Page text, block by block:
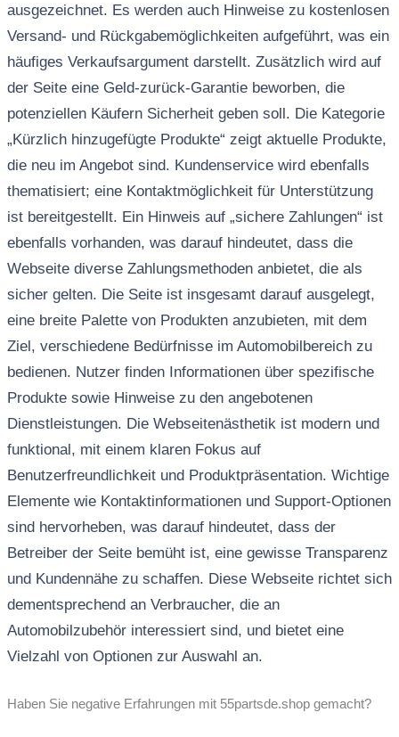
ausgezeichnet. Es werden auch Hinweise zu kostenlosen
Versand- und Rückgabemöglichkeiten aufgeführt, was ein
häufiges Verkaufsargument darstellt. Zusätzlich wird auf
der Seite eine Geld-zurück-Garantie beworben, die
potenziellen Käufern Sicherheit geben soll. Die Kategorie
„Kürzlich hinzugefügte Produkte“ zeigt aktuelle Produkte,
die neu im Angebot sind. Kundenservice wird ebenfalls
thematisiert; eine Kontaktmöglichkeit für Unterstützung
ist bereitgestellt. Ein Hinweis auf „sichere Zahlungen“ ist
ebenfalls vorhanden, was darauf hindeutet, dass die
Webseite diverse Zahlungsmethoden anbietet, die als
sicher gelten. Die Seite ist insgesamt darauf ausgelegt,
eine breite Palette von Produkten anzubieten, mit dem
Ziel, verschiedene Bedürfnisse im Automobilbereich zu
bedienen. Nutzer finden Informationen über spezifische
Produkte sowie Hinweise zu den angebotenen
Dienstleistungen. Die Webseitenästhetik ist modern und
funktional, mit einem klaren Fokus auf
Benutzerfreundlichkeit und Produktpräsentation. Wichtige
Elemente wie Kontaktinformationen und Support-Optionen
sind hervorheben, was darauf hindeutet, dass der
Betreiber der Seite bemüht ist, eine gewisse Transparenz
und Kundennähe zu schaffen. Diese Webseite richtet sich
dementsprechend an Verbraucher, die an
Automobilzubehör interessiert sind, und bietet eine
Vielzahl von Optionen zur Auswahl an.
Haben Sie negative Erfahrungen mit 55partsde.shop gemacht?